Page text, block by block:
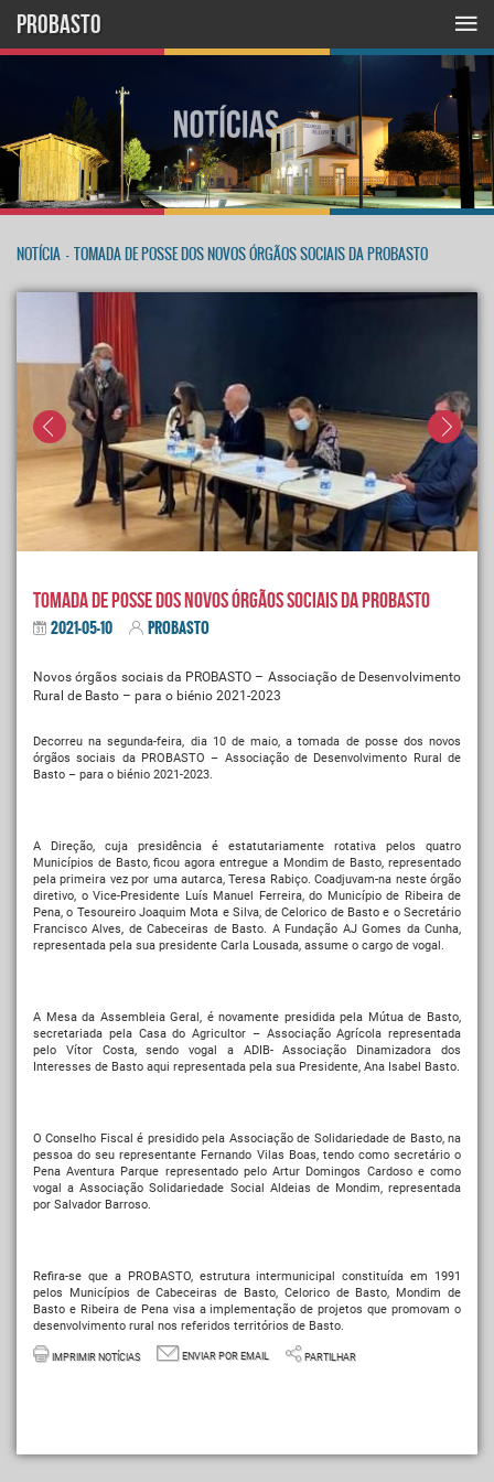
PROBASTO
NOTÍCIA - TOMADA DE POSSE DOS NOVOS ÓRGÃOS SOCIAIS DA PROBASTO
TOMADA DE POSSE DOS NOVOS ÓRGÃOS SOCIAIS DA PROBASTO
2021-05-10 PROBASTO
Novos órgãos sociais da PROBASTO – Associação de Desenvolvimento
Rural de Basto – para o biénio 2021-2023
Decorreu na segunda-feira, dia 10 de maio, a tomada de posse dos novos
órgãos sociais da PROBASTO – Associação de Desenvolvimento Rural de
Basto – para o biénio 2021-2023.
A Direção, cuja presidência é estatutariamente rotativa pelos quatro
Municípios de Basto, ficou agora entregue a Mondim de Basto, representado
pela primeira vez por uma autarca, Teresa Rabiço. Coadjuvam-na neste órgão
diretivo, o Vice-Presidente Luís Manuel Ferreira, do Município de Ribeira de
Pena, o Tesoureiro Joaquim Mota e Silva, de Celorico de Basto e o Secretário
Francisco Alves, de Cabeceiras de Basto. A Fundação AJ Gomes da Cunha,
representada pela sua presidente Carla Lousada, assume o cargo de vogal.
A Mesa da Assembleia Geral, é novamente presidida pela Mútua de Basto,
secretariada pela Casa do Agricultor – Associação Agrícola representada
pelo Vítor Costa, sendo vogal a ADIB- Associação Dinamizadora dos
Interesses de Basto aqui representada pela sua Presidente, Ana Isabel Basto.
O Conselho Fiscal é presidido pela Associação de Solidariedade de Basto, na
pessoa do seu representante Fernando Vilas Boas, tendo como secretário o
Pena Aventura Parque representado pelo Artur Domingos Cardoso e como
vogal a Associação Solidariedade Social Aldeias de Mondim, representada
por Salvador Barroso.
Refira-se que a PROBASTO, estrutura intermunicipal constituída em 1991
pelos Municípios de Cabeceiras de Basto, Celorico de Basto, Mondim de
Basto e Ribeira de Pena visa a implementação de projetos que promovam o
desenvolvimento rural nos referidos territórios de Basto.
IMPRIMIR NOTÍCIAS ENVIAR POR EMAIL PARTILHAR